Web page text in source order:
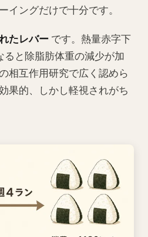
イングだけで十分です。
たレバー です。熱量赤字下
と除脂肪体重の減少が加
互作用研究で広く認めら
果的、しかし軽視されがち